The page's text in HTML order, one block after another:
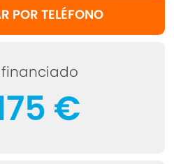
POR TELÉFONO
financiado
€